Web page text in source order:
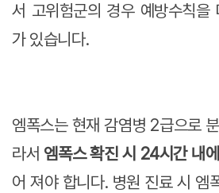
서 고위험군의 경우 예방수칙을
가 있습니다.
엠폭스는 현재 감염병 2급으로
라서 엠폭스 확진 시 24시간 내
어 져야 합니다. 병원 진료 시 엠